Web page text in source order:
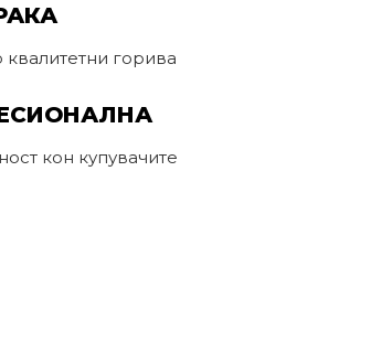
квалитетни горива
кон купувачите